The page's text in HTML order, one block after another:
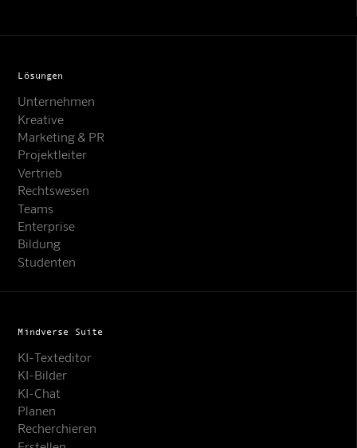
Lösungen
Unternehmen
Kreative
Marketing & PR
Projektleiter
Vertrieb
Rechtswesen
Teams
Enterprise
Bildung
Studenten
Mindverse Suite
KI-Texteditor
KI-Bilder
KI-Chat
Planen
Recherchieren